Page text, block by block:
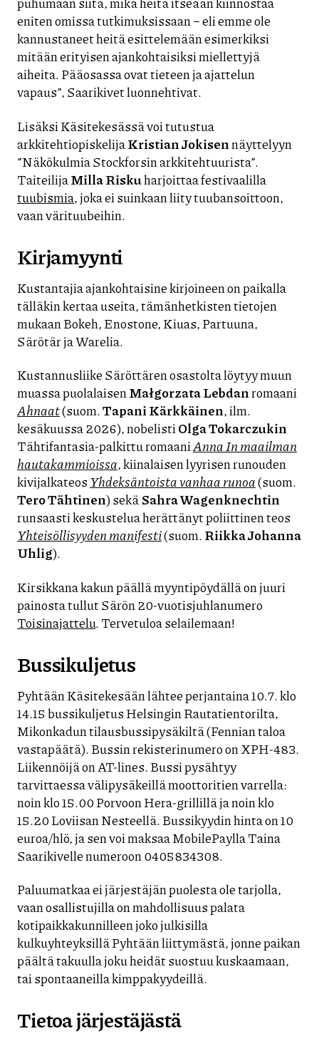
eniten omissa tutkimuksissaan – eli emme ole
kannustaneet heitä esittelemään esimerkiksi
mitään erityisen ajankohtaisiksi miellettyjä
aiheita. Pääosassa ovat tieteen ja ajattelun
vapaus”, Saarikivet luonnehtivat.
Lisäksi Käsitekesässä voi tutustua
arkkitehtiopiskelijaKristian Jokisennäyttelyyn
”Näkökulmia Stockforsin arkkitehtuurista”.
TaiteilijaMilla Riskuharjoittaa festivaalilla
tuubismia, joka ei suinkaan liity tuubansoittoon,
vaan värituubeihin.
Kirjamyynti
Kustantajia ajankohtaisine kirjoineen on paikalla
tälläkin kertaa useita, tämänhetkisten tietojen
mukaan Bokeh, Enostone, Kiuas, Partuuna,
Särötär ja Warelia.
Kustannusliike Säröttären osastolta löytyy muun
muassa puolalaisenMałgorzata Lebdanromaani
Ahnaat(suom.Tapani Kärkkäinen, ilm.
kesäkuussa 2026), nobelistiOlga Tokarczukin
Tähtifantasia-palkittu romaaniAnna In maailman
hautakammioissa, kiinalaisen lyyrisen runouden
kivijalkateos Yhdeksäntoista vanhaa runoa(suom.
Tero Tähtinen) sekäSahra Wagenknechtin
runsaasti keskustelua herättänyt poliittinen teos
Yhteisöllisyyden manifesti(suom.Riikka Johanna
Uhlig).
Kirsikkana kakun päällä myyntipöydällä on juuri
painosta tullut Särön 20-vuotisjuhlanumero
Toisinajattelu. Tervetuloa selailemaan!
Bussikuljetus
Pyhtään Käsitekesään lähtee perjantaina 10.7. klo
14.15 bussikuljetus Helsingin Rautatientorilta,
Mikonkadun tilausbussipysäkiltä (Fennian taloa
vastapäätä). Bussin rekisterinumero on XPH-483.
Liikennöijä on AT-lines. Bussi pysähtyy
tarvittaessa välipysäkeillä moottoritien varrella:
noin klo 15.00 Porvoon Hera-grillillä ja noin klo
15.20 Loviisan Nesteellä. Bussikyydin hinta on 10
euroa/hlö, ja sen voi maksaa MobilePaylla Taina
Saarikivelle numeroon 0405834308.
Paluumatkaa ei järjestäjän puolesta ole tarjolla,
vaan osallistujilla on mahdollisuus palata
kotipaikkakunnilleen joko julkisilla
kulkuyhteyksillä Pyhtään liittymästä, jonne paikan
päältä takuulla joku heidät suostuu kuskaamaan,
tai spontaaneilla kimppakyydeillä.
Tietoa järjestäjästä